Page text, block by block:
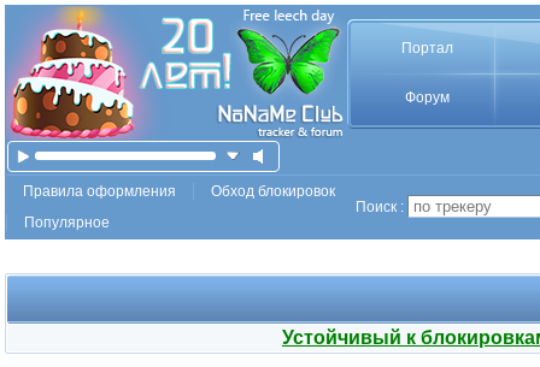
Портал
Форум
Правила оформления
Обход блокировок
Популярное
Поиск :
Устойчивый к